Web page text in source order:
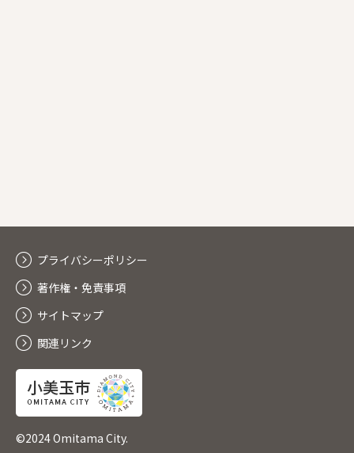
プライバシーポリシー
著作権・免責事項
サイトマップ
関連リンク
©2024 Omitama City.